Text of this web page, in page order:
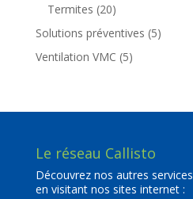
Termites (20)
Solutions préventives (5)
Ventilation VMC (5)
Le réseau Callisto
Découvrez nos autres services
en visitant nos sites internet :